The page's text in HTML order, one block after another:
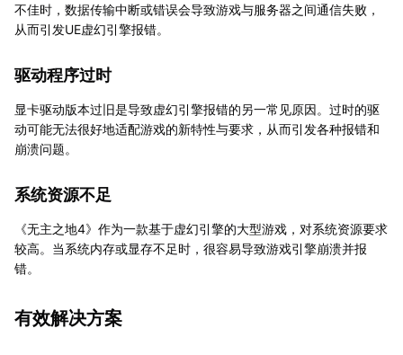
不佳时，数据传输中断或错误会导致游戏与服务器之间通信失败，
从而引发UE虚幻引擎报错。
驱动程序过时
显卡驱动版本过旧是导致虚幻引擎报错的另一常见原因。过时的驱
动可能无法很好地适配游戏的新特性与要求，从而引发各种报错和
崩溃问题。
系统资源不足
《无主之地4》作为一款基于虚幻引擎的大型游戏，对系统资源要求
较高。当系统内存或显存不足时，很容易导致游戏引擎崩溃并报
错。
有效解决方案